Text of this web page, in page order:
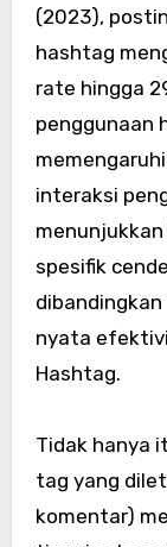
(2023),
hashtag
rate hingga
penggunaan
interaksi
spesifik
nyata
Hashtag.
Tidak hanya
tag yang
komentar)